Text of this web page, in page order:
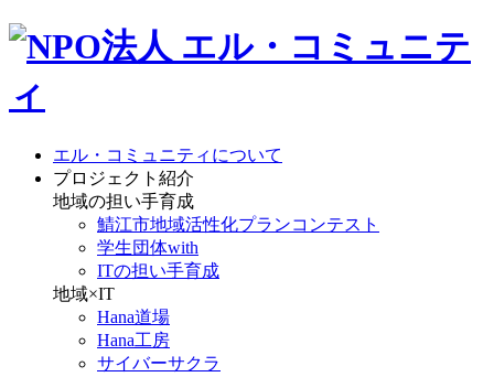
エル・コミュニティについて
プロジェクト紹介
地域の担い手育成
鯖江市地域活性化プランコンテスト
学生団体with
ITの担い手育成
地域×IT
Hana道場
Hana工房
サイバーサクラ